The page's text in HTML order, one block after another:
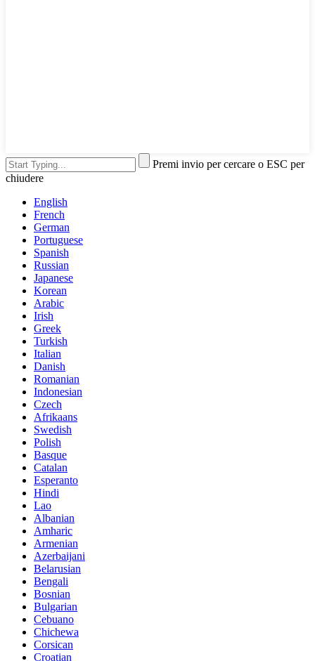
Premi invio per cercare o ESC per
chiudere
English
French
German
Portuguese
Spanish
Russian
Japanese
Korean
Arabic
Irish
Greek
Turkish
Italian
Danish
Romanian
Indonesian
Czech
Afrikaans
Swedish
Polish
Basque
Catalan
Esperanto
Hindi
Lao
Albanian
Amharic
Armenian
Azerbaijani
Belarusian
Bengali
Bosnian
Bulgarian
Cebuano
Chichewa
Corsican
Croatian